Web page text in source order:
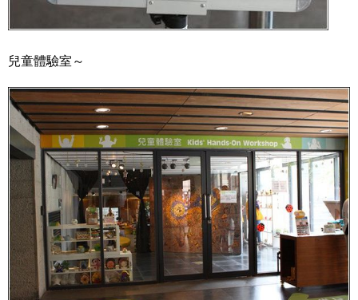
兒童體驗室～